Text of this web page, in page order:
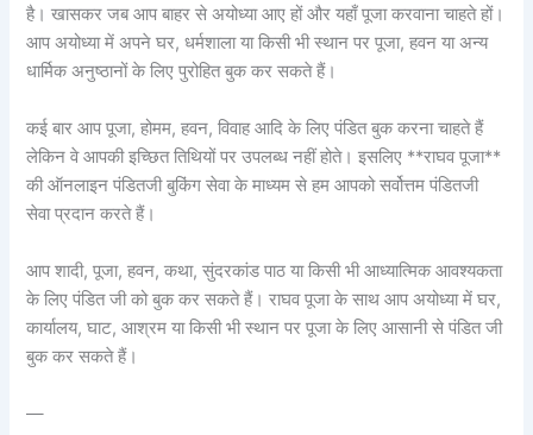
है। खासकर जब आप बाहर से अयोध्या आए हों और यहाँ पूजा करवाना चाहते हों।
आप अयोध्या में अपने घर, धर्मशाला या किसी भी स्थान पर पूजा, हवन या अन्य
धार्मिक अनुष्ठानों के लिए पुरोहित बुक कर सकते हैं।
कई बार आप पूजा, होमम, हवन, विवाह आदि के लिए पंडित बुक करना चाहते हैं
लेकिन वे आपकी इच्छित तिथियों पर उपलब्ध नहीं होते। इसलिए **राघव पूजा**
की ऑनलाइन पंडितजी बुकिंग सेवा के माध्यम से हम आपको सर्वोत्तम पंडितजी
सेवा प्रदान करते हैं।
आप शादी, पूजा, हवन, कथा, सुंदरकांड पाठ या किसी भी आध्यात्मिक आवश्यकता
के लिए पंडित जी को बुक कर सकते हैं। राघव पूजा के साथ आप अयोध्या में घर,
कार्यालय, घाट, आश्रम या किसी भी स्थान पर पूजा के लिए आसानी से पंडित जी
बुक कर सकते हैं।
—